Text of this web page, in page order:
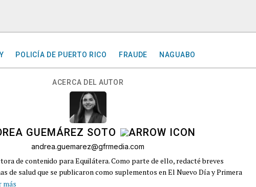
POLICÍA DE PUERTO RICO FRAUDE NAGUABO
ACERCA DEL AUTOR
GUEMÁREZ SOTO
andrea.guemarez@gfrmedia.com
de contenido para Equilátera. Como parte de ello, redacté breves
de salud que se publicaron como suplementos en El Nuevo Día y Primera
más